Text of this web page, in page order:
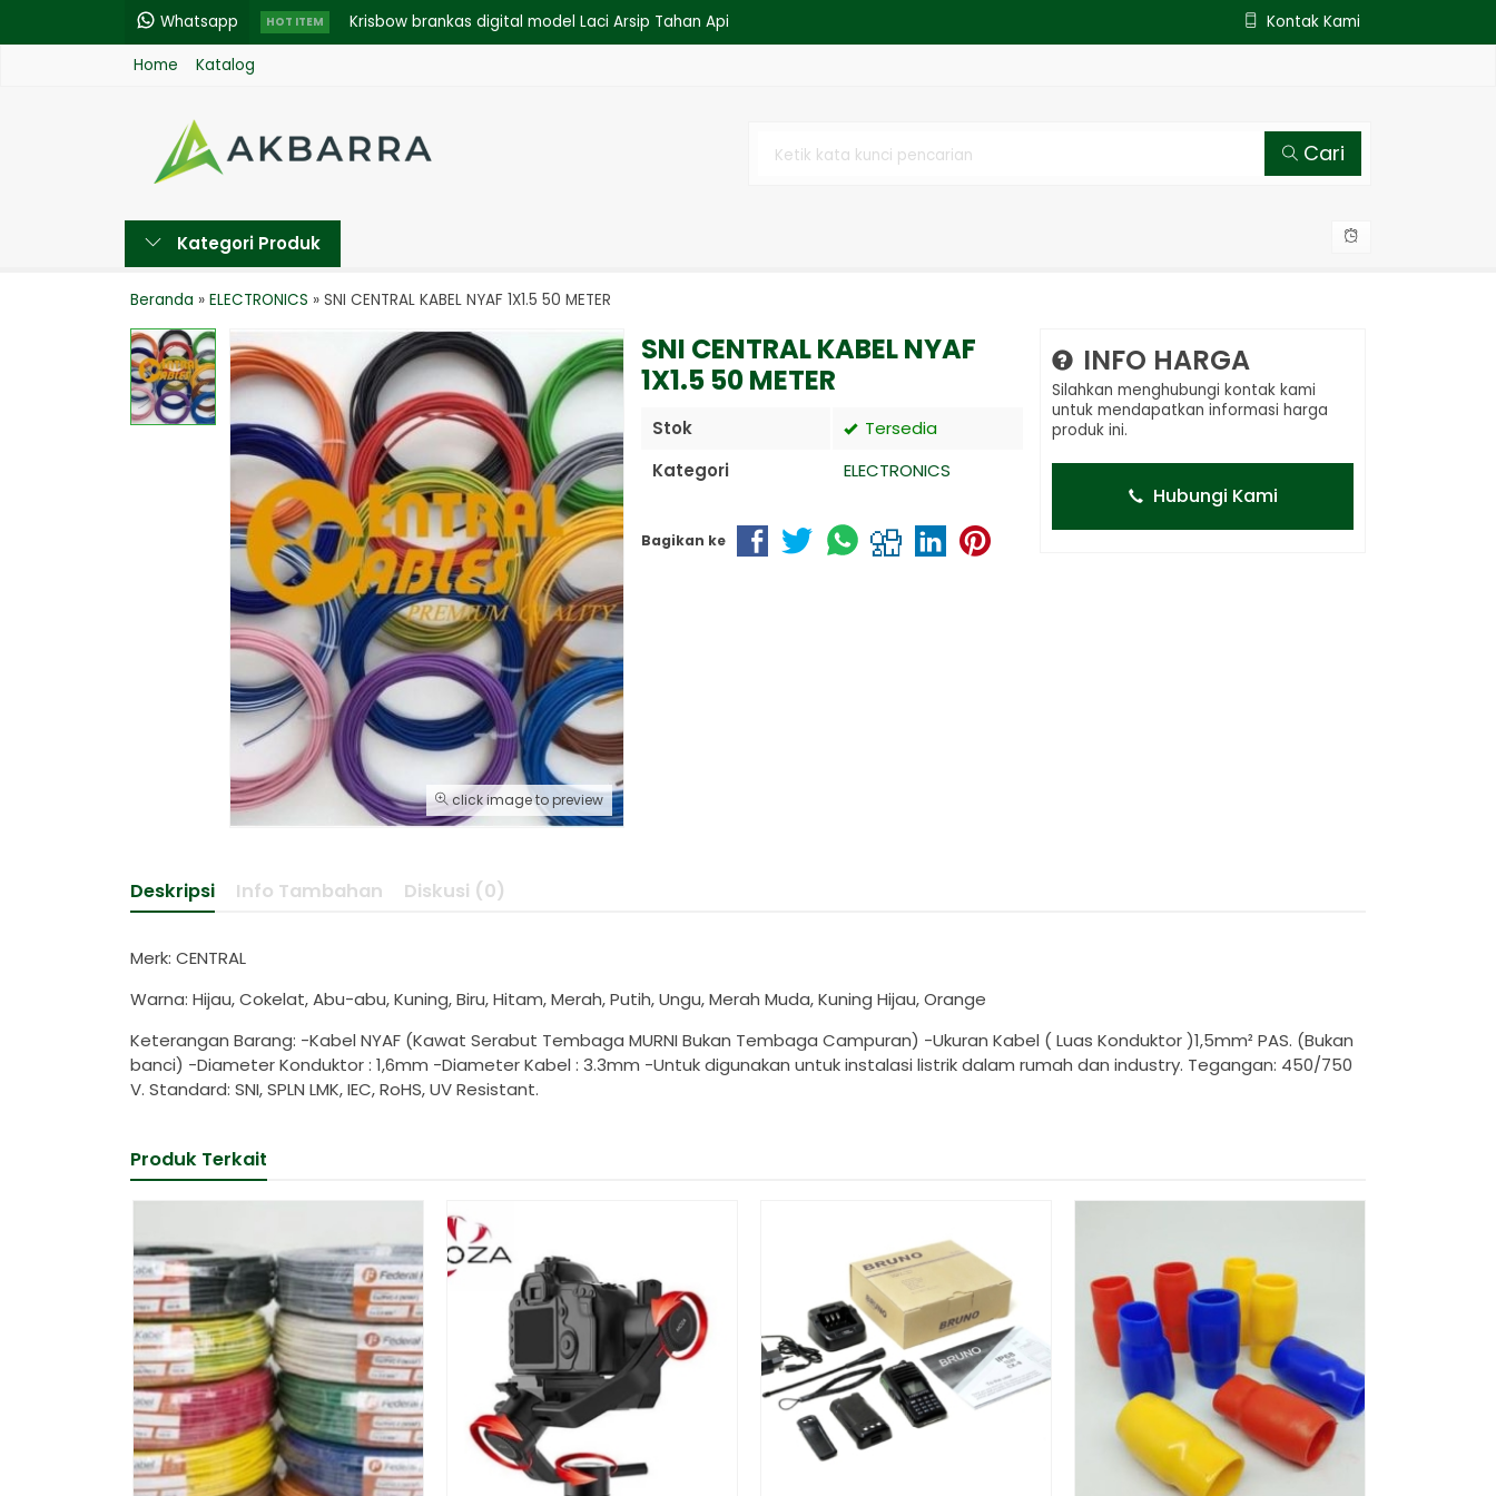
Whatsapp HOT ITEM Krisbow brankas digital model Laci Arsip Tahan Api
GEO BAG
Glass Curved Luxury Bain Marie HHBWND-150
Saklar Schneider S-Classic Clipsal Double Seri - E
Kontak Kami
Home Katalog
Cari
Kategori Produk
Beranda » ELECTRONICS » SNI CENTRAL KABEL NYAF 1X1.5 50 METER
click image to preview
SNI CENTRAL KABEL NYAF
1X1.5 50 METER
Stok
Tersedia
Kategori
ELECTRONICS
INFO HARGA
Silahkan menghubungi kontak kami
untuk mendapatkan informasi harga
produk ini.
Hubungi Kami
Bagikan ke
Deskripsi Info Tambahan Diskusi (0)
Merk: CENTRAL
Warna: Hijau, Cokelat, Abu-abu, Kuning, Biru, Hitam, Merah, Putih, Ungu, Merah Muda, Kuning Hijau, Orange
Keterangan Barang: -Kabel NYAF (Kawat Serabut Tembaga MURNI Bukan Tembaga Campuran) -Ukuran Kabel ( Luas Konduktor )1,5mm² PAS. (Bukan
banci) -Diameter Konduktor : 1,6mm -Diameter Kabel : 3.3mm -Untuk digunakan untuk instalasi listrik dalam rumah dan industry. Tegangan: 450/750
V. Standard: SNI, SPLN LMK, IEC, RoHS, UV Resistant.
Produk Terkait